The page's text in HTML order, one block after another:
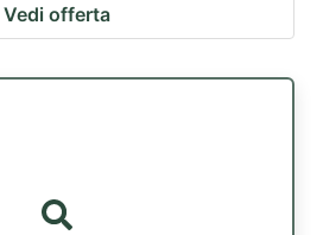
Vedi offerta